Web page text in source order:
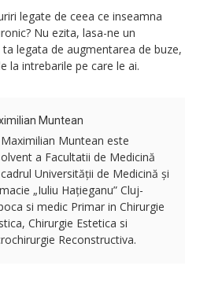
legate de ceea ce inseamna
Nu ezita, lasa-ne un
legata de augmentarea de buze,
la intrebarile pe care le ai.
Muntean
Muntean este
a Facultatii de Medicină
Universității de Medicină și
„Iuliu Hațieganu” Cluj-
si medic Primar in Chirurgie
Chirurgie Estetica si
Reconstructiva.